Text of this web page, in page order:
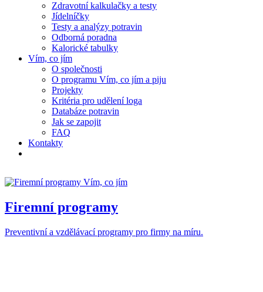
Zdravotní kalkulačky a testy
Jídelníčky
Testy a analýzy potravin
Odborná poradna
Kalorické tabulky
Vím, co jím
O společnosti
O programu Vím, co jím a piju
Projekty
Kritéria pro udělení loga
Databáze potravin
Jak se zapojit
FAQ
Kontakty
Firemní programy
Preventivní a vzdělávací programy pro firmy na míru.